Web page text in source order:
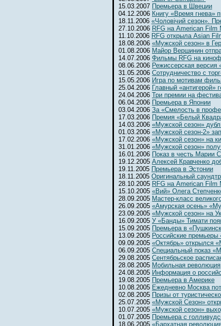
15.03.2007 Премьера в Швеции
04.12.2006 Книгу «Время гнева»
18.11.2006 «Чоловiчий сезон».
27.10.2006 RFG на American Film
11.10.2006 RFG открыла Asian
18.08.2006 «Мужской сезон» в
01.08.2006 Майор Вершинин
14.07.2006 Фильмы RFG на
08.06.2006 Режиссерская версия
31.05.2006 Сотрудничество с
15.05.2006 Игра по мотивам
25.04.2006 Главный «антигерой»
24.04.2006 Три премии на
06.04.2006 Премьера в Японии
03.04.2006 За «Смелость в
17.03.2006 Премия «Белый
14.03.2006 «Мужской сезон»
01.03.2006 «Мужской сезон-2»
17.02.2006 «Мужской сезон» на
31.01.2006 «Мужской сезон»
16.01.2006 Показ в честь Марии
19.12.2005 Алексей Кравченко
19.11.2005 Премьера в Эстонии
18.11.2005 Оригинальный
28.10.2005 RFG на American Film
15.10.2005 «Вий» Олега
28.09.2005 Мастер-класс
26.09.2005 «Амурская осень»
23.09.2005 «Мужской сезон» на
16.09.2005 У «Банды» Тимати
15.09.2005 Премьера в
13.09.2005 Российские премьеры
09.09.2005 «Октябрь» открылся
06.09.2005 Специальный показ
29.08.2005 Сентябрьское
28.08.2005 Мобильная революция
24.08.2005 Информация о
19.08.2005 Премьера в Америке
10.08.2005 Ежедневно Москва
02.08.2005 Призы от
25.07.2005 «Мужской Сезон»
10.07.2005 «Мужской сезон»
01.07.2005 Премьера с
18.06.2005 «Бархатная